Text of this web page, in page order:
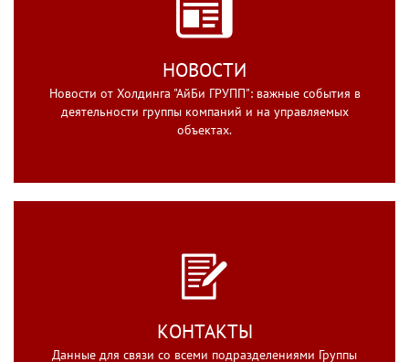
НОВОСТИ
Новости от Холдинга "АйБи ГРУПП": важные события в
деятельности группы компаний и на управляемых
объектах.
КОНТАКТЫ
Данные для связи со всеми подразделениями Группы